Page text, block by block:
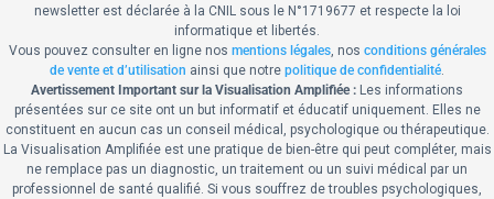
newsletter est déclarée à la CNIL sous le N°1719677 et respecte la loi
informatique et libertés.
Vous pouvez consulter en ligne nos mentions légales, nos conditions générales
de vente et d’utilisation ainsi que notre politique de confidentialité
Avertissement Important sur la Visualisation Amplifiée : Les informations
présentées sur ce site ont un but informatif et éducatif uniquement. Elles ne
constituent en aucun cas un conseil médical, psychologique ou thérapeutique.
La Visualisation Amplifiée est une pratique de bien-être qui peut compléter, mais
ne remplace pas un diagnostic, un traitement ou un suivi médical par un
professionnel de santé qualifié. Si vous souffrez de troubles psychologiques,